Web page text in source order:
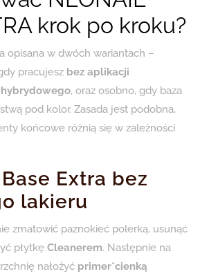
krok po kroku?
opisana w dwóch wariantach –
pracujesz bez aplikacji
, oraz osobno, gdy baza
pod kolor. Zasada jest podobna,
końcowe różnią się w zależności
Extra bez
lakieru
zmatowić paznokieć polerką, usunąć
płytkę Cleanerem. Następnie na
nałożyć primer*cienką